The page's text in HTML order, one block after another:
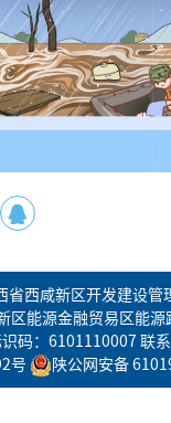
省西咸新区开发建设管
区能源金融贸易区能
码：6101110007 联
号
陕公网安备